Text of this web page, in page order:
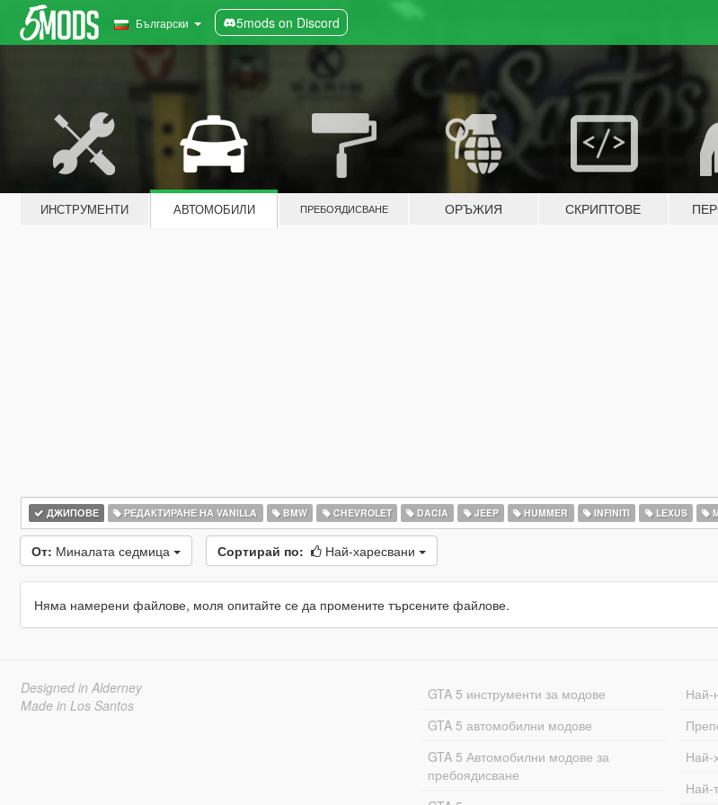
Български 5mods on Discord
ИНСТРУМЕНТИ АВТОМОБИЛИ ПРЕБОЯДИСВАНЕ ОРЪЖИЯ СКРИПТОВЕ
ДЖИПОВЕ РЕДАКТИРАНЕ НА VANILLA BMW CHEVROLET DACIA JEEP HUMMER INFINITI LEXUS
От: Миналата седмица Сортирай по: Най-харесвани
Няма намерени файлове, моля опитайте се да промените търсените файлове.
Designed in Alderney
Made in Los Santos
GTA 5 инструменти за модове
GTA 5 автомобилни модове
GTA 5 Автомобилни модове за
пребоядисване
Най-
Най-
Най-